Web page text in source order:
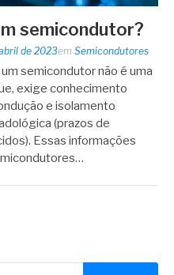
semicondutor?
de 2023em Semicondutores
semicondutor não é uma
exige conhecimento
e isolamento
(prazos de
Essas informações